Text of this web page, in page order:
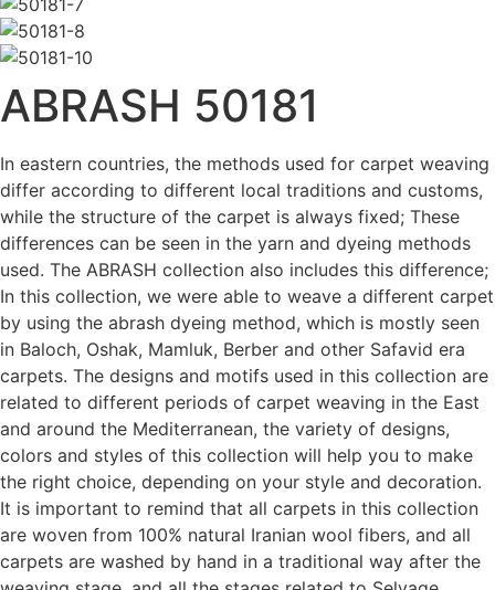
ABRASH 50181
In eastern countries, the methods used for carpet weaving
differ according to different local traditions and customs,
while the structure of the carpet is always fixed; These
differences can be seen in the yarn and dyeing methods
used. The ABRASH collection also includes this difference;
In this collection, we were able to weave a different carpet
by using the abrash dyeing method, which is mostly seen
in Baloch, Oshak, Mamluk, Berber and other Safavid era
carpets. The designs and motifs used in this collection are
related to different periods of carpet weaving in the East
and around the Mediterranean, the variety of designs,
colors and styles of this collection will help you to make
the right choice, depending on your style and decoration.
It is important to remind that all carpets in this collection
are woven from 100% natural Iranian wool fibers, and all
carpets are washed by hand in a traditional way after the